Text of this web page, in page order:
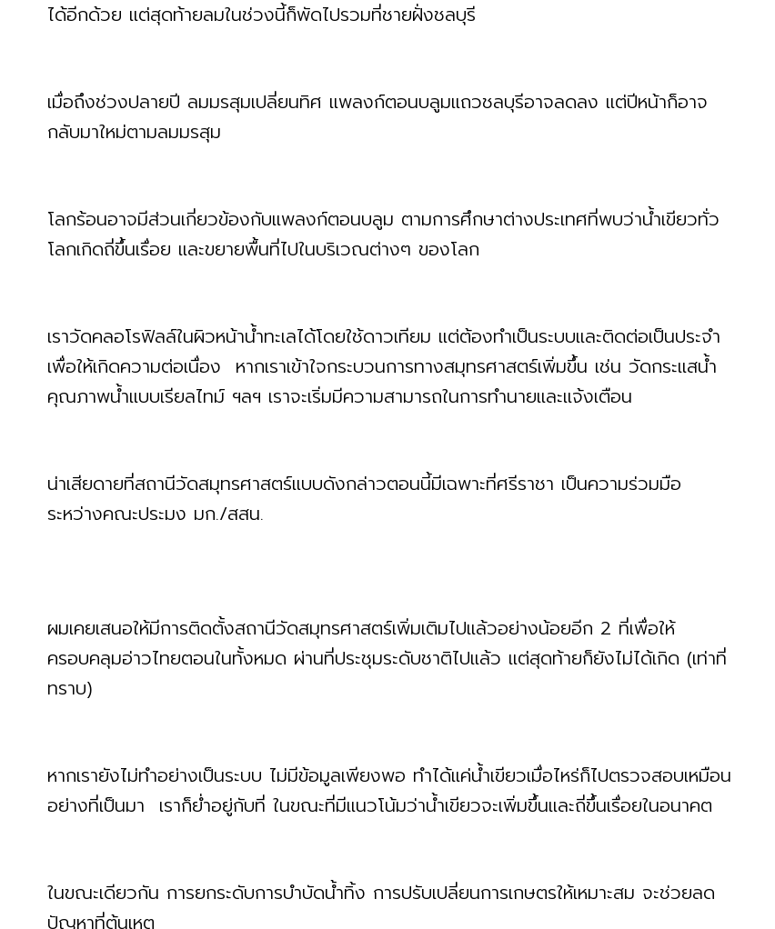
ได้อีกด้วย แต่สุดท้ายลมในช่วงนี้ก็พัดไปรวมที่ชายฝั่งชลบุรี
เมื่อถึงช่วงปลายปี ลมมรสุมเปลี่ยนทิศ แพลงก์ตอนบลูมแถวชลบุรีอาจลดลง แต่ปีหน้าก็อาจ
กลับมาใหม่ตามลมมรสุม
โลกร้อนอาจมีส่วนเกี่ยวข้องกับแพลงก์ตอนบลูม ตามการศึกษาต่างประเทศที่พบว่าน้ำเขียวทั่ว
โลกเกิดถี่ขึ้นเรื่อย และขยายพื้นที่ไปในบริเวณต่างๆ ของโลก
เราวัดคลอโรฟิลล์ในผิวหน้าน้ำทะเลได้โดยใช้ดาวเทียม แต่ต้องทำเป็นระบบและติดต่อเป็นประจำ
เพื่อให้เกิดความต่อเนื่อง หากเราเข้าใจกระบวนการทางสมุทรศาสตร์เพิ่มขึ้น เช่น วัดกระแสน้ำ
คุณภาพน้ำแบบเรียลไทม์ ฯลฯ เราจะเริ่มมีความสามารถในการทำนายและแจ้งเตือน
น่าเสียดายที่สถานีวัดสมุทรศาสตร์แบบดังกล่าวตอนนี้มีเฉพาะที่ศรีราชา เป็นความร่วมมือ
ระหว่างคณะประมง มก./สสน.
ผมเคยเสนอให้มีการติดตั้งสถานีวัดสมุทรศาสตร์เพิ่มเติมไปแล้วอย่างน้อยอีก 2 ที่เพื่อให้
ครอบคลุมอ่าวไทยตอนในทั้งหมด ผ่านที่ประชุมระดับชาติไปแล้ว แต่สุดท้ายก็ยังไม่ได้เกิด (เท่าที่
ทราบ)
หากเรายังไม่ทำอย่างเป็นระบบ ไม่มีข้อมูลเพียงพอ ทำได้แค่น้ำเขียวเมื่อไหร่ก็ไปตรวจสอบเหมือน
อย่างที่เป็นมา เราก็ย่ำอยู่กับที่ ในขณะที่มีแนวโน้มว่าน้ำเขียวจะเพิ่มขึ้นและถี่ขึ้นเรื่อยในอนาคต
ในขณะเดียวกัน การยกระดับการบำบัดน้ำทิ้ง การปรับเปลี่ยนการเกษตรให้เหมาะสม จะช่วยลด
ปัญหาที่ต้นเหตุ